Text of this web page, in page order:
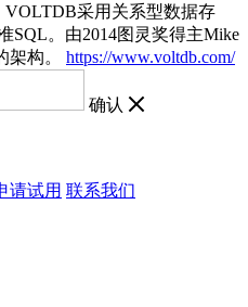
采用关系型数据存
SQL。由2014图灵奖得主Mike
架构。
https://www.voltdb.com/
确认
请试用 联系我们